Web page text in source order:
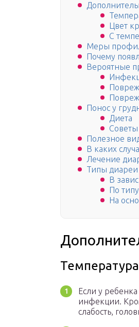
Цвет
С
Меры
Почему
Вероятные
Понос у
Диета
Полезное
В каких
Лечение
Типы диареи
В
По
На
Температура
Если у
инфекции.
слабость,